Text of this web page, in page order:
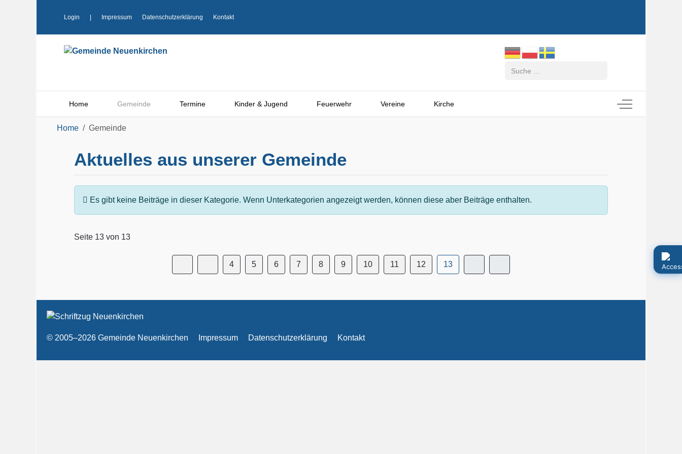
Login Impressum Datenschutzerklärung Kontakt
Home Gemeinde Termine Kinder & Jugend Feuerwehr Vereine Kirche Off-Canvas
Home Gemeinde
Aktuelles aus unserer Gemeinde
Information
Es gibt keine Beiträge in dieser Kategorie. Wenn Unterkategorien angezeigt werden, können diese aber Beiträge enthalten.
Seite 13 von 13
4 5 6 7 8 9 10 11 12 13
© 2005–2026 Gemeinde Neuenkirchen Impressum Datenschutzerklärung Kontakt